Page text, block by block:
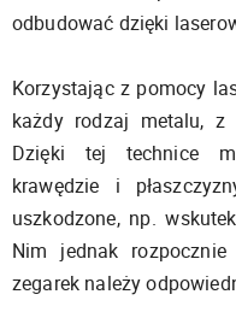
odbudować dzięki
Korzystając z pomocy
każdy rodzaj metalu, z
Dzięki tej technice
krawędzie i
uszkodzone, np.
Nim jednak rozpocznie
zegarek należy